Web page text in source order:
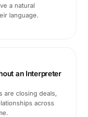
a natural
language.
an Interpreter
are closing deals,
across